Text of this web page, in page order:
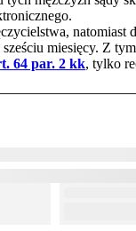
miesięcy. Z
64 par. 2 kk, tylko